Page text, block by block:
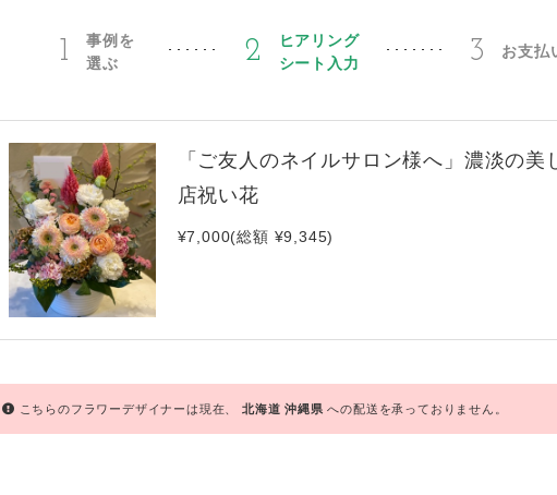
1
事例を
選ぶ
2
ヒアリング
シート入力
3 お支払
「ご友人のネイルサロン様へ」濃淡の美
店祝い花
¥7,000(総額 ¥9,345)
こちらのフラワーデザイナーは現在、北海道沖縄県への配送を承っておりません。